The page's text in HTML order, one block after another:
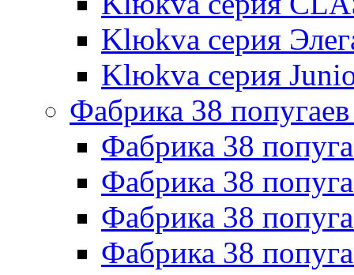
Klюkva серия
Klюkva серия
Фабрика 38
Фабрика 38
Фабрика 38
Фабрика 38
Фабрика 38